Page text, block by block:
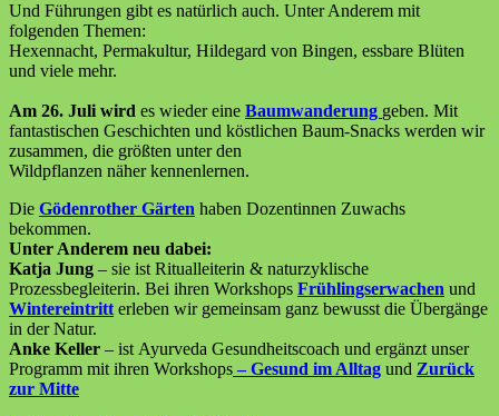
Und Führungen gibt es natürlich auch. Unter Anderem mit
folgenden Themen:
Hexennacht, Permakultur, Hildegard von Bingen, essbare Blüten
und viele mehr.
Am 26. Juli wird es wieder eine Baumwanderung geben. Mit
fantastischen Geschichten und köstlichen Baum-Snacks werden wir
zusammen, die größten unter den
Wildpflanzen näher kennenlernen.
Die Gödenrother Gärten haben Dozentinnen Zuwachs
bekommen.
Unter Anderem neu dabei:
Katja Jung – sie ist Ritualleiterin & naturzyklische
Prozessbegleiterin. Bei ihren Workshops Frühlingserwachen und
Wintereintritt erleben wir gemeinsam ganz bewusst die Übergänge
in der Natur.
Anke Keller – ist Ayurveda Gesundheitscoach und ergänzt unser
Programm mit ihren Workshops– Gesund im Alltag und Zurück
zur Mitte